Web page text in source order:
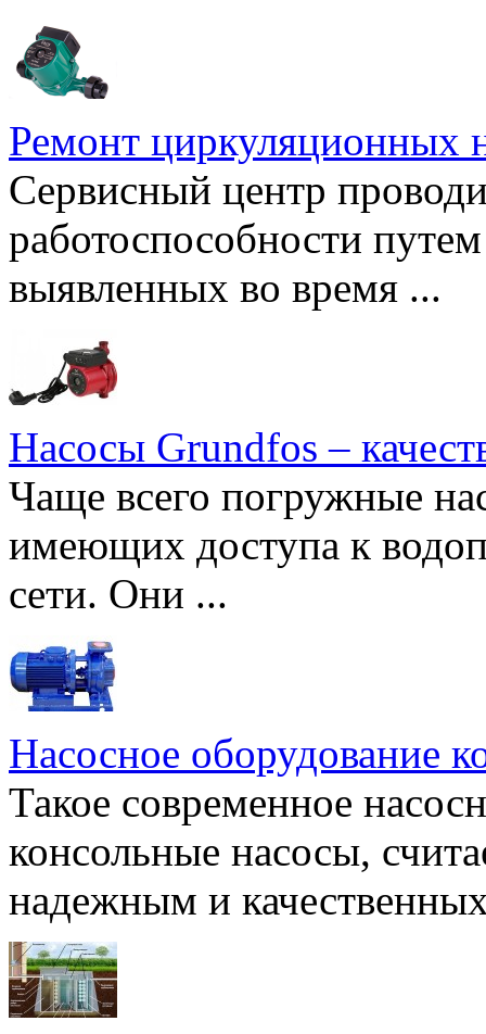
Ремонт циркуляционных
Сервисный центр
работоспособности
выявленных во время ...
Насосы Grundfos –
Чаще всего погружные
имеющих доступа к
сети. Они ...
Насосное оборудование
Такое современное
консольные насосы,
надежным и